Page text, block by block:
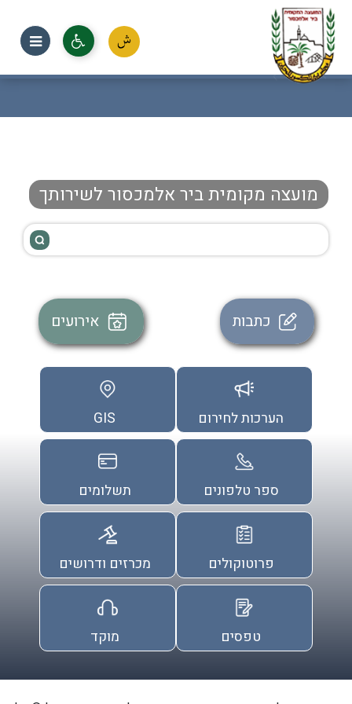
ביר אל מכסור
מועצה מקומית ביר אלמכסור לשירותך
כתבות אירועים
הערכות לחירום GIS
ספר טלפונים תשלומים
פרוטוקולים מכרזים ודרושים
טפסים מוקד